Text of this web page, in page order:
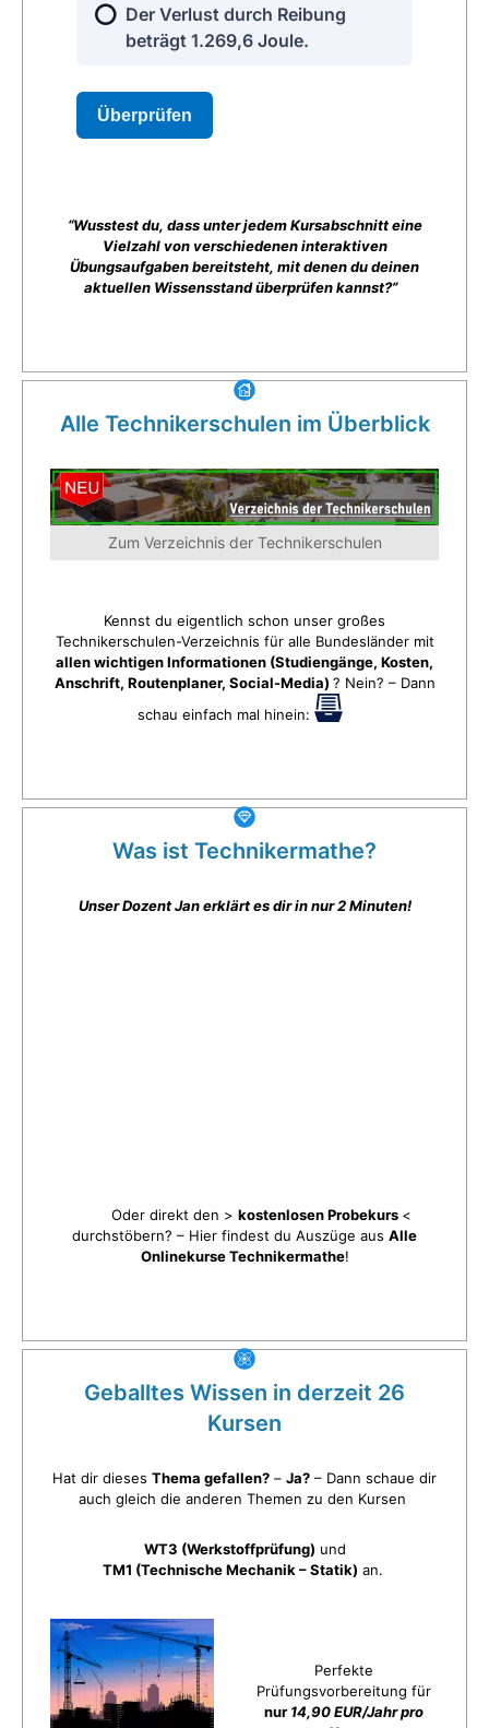
“Wusstest du, dass unter jedem Kursabschnitt eine
Vielzahl von verschiedenen interaktiven
Übungsaufgaben bereitsteht, mit denen du deinen
aktuellen Wissensstand überprüfen kannst?”
Alle Technikerschulen im Überblick
Zum Verzeichnis der Technikerschulen
Kennst du eigentlich schon unser großes
Technikerschulen-Verzeichnis für alle Bundesländer mit
allen wichtigen Informationen (Studiengänge, Kosten,
Anschrift, Routenplaner, Social-Media) ? Nein? – Dann
schau einfach mal hinein:
Was ist Technikermathe?
Unser Dozent Jan erklärt es dir in nur 2 Minuten!
Oder direkt den > kostenlosen Probekurs <
durchstöbern? – Hier findest du Auszüge aus Alle
Onlinekurse Technikermathe!
Geballtes Wissen in derzeit 26
Kursen
Hat dir dieses Thema gefallen? – Ja? – Dann schaue dir
auch gleich die anderen Themen zu den Kursen
WT3 (Werkstoffprüfung) und
TM1 (Technische Mechanik – Statik) an.
Perfekte
Prüfungsvorbereitung für
nur 14,90 EUR/Jahr pro